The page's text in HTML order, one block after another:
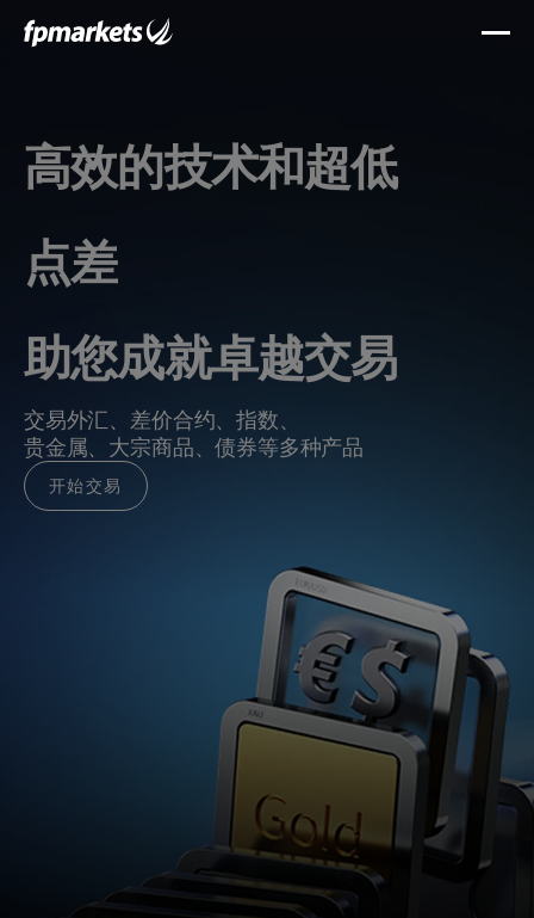
高效的技术和超低
点差
助您成就卓越交易
交易外汇、差价合约、指数、
贵金属、大宗商品、债券等多种产品
开始交易